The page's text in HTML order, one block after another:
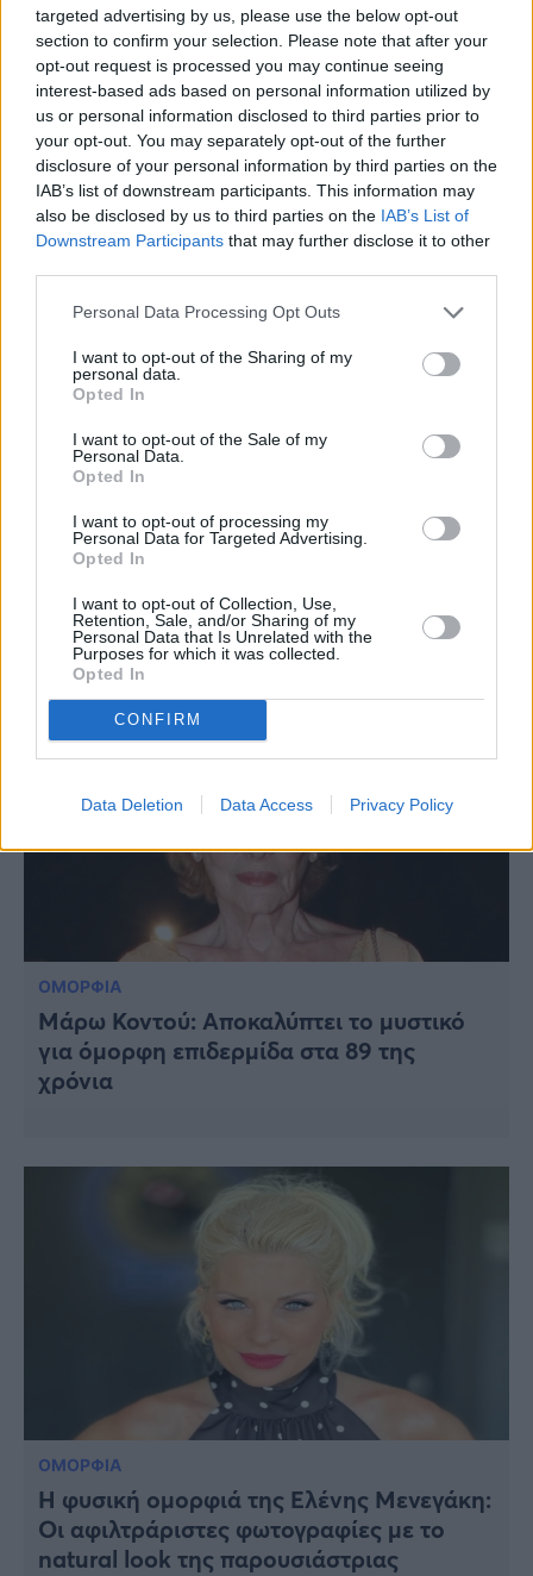
targeted advertising by us, please use the below opt-out
section to confirm your selection. Please note that after your
opt-out request is processed you may continue seeing
interest-based ads based on personal information utilized by
us or personal information disclosed to third parties prior to
your opt-out. You may separately opt-out of the further
disclosure of your personal information by third parties on the
IAB’s list of downstream participants. This information may
also be disclosed by us to third parties on the IAB’s List of
Downstream Participants that may further disclose it to other
Personal Data Processing Opt Outs
I want to opt-out of the Sharing of my
personal data.
Opted In
I want to opt-out of the Sale of my
Personal Data.
Opted In
I want to opt-out of processing my
Personal Data for Targeted Advertising.
Opted In
I want to opt-out of Collection, Use,
Retention, Sale, and/or Sharing of my
Personal Data that Is Unrelated with the
Purposes for which it was collected.
Opted In
CONFIRM
Data Deletion Data Access Privacy Policy
Ελένη Μενεγάκη: 5 μυστικά ομορφιάς
χωρίς μακιγιάζ που την κάνουν να δείχνει
νεότερη
ΟΜΟΡΦΙΑ
Τα μυστικά ομορφιάς της Έλλης
Κοκκίνου: «Δεν έχω κάνει πλαστικές-
Βλέπω πράγματα που με ενοχλούν στο
πρόσωπό μου στα 54 μου»
ΟΜΟΡΦΙΑ
Μάρω Κοντού: Αποκαλύπτει το μυστικό
για όμορφη επιδερμίδα στα 89 της
χρόνια
ΟΜΟΡΦΙΑ
Η φυσική ομορφιά της Ελένης Μενεγάκη:
Οι αφιλτράριστες φωτογραφίες με το
natural look της παρουσιάστριας